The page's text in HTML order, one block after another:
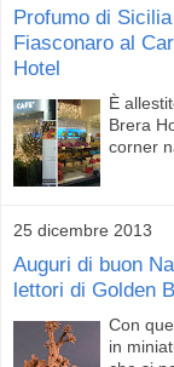
Profumo di
Fiasconaro al
Hotel
È
Brera
corner
25 dicembre 2013
Auguri di buon
lettori di Golden
Con
in